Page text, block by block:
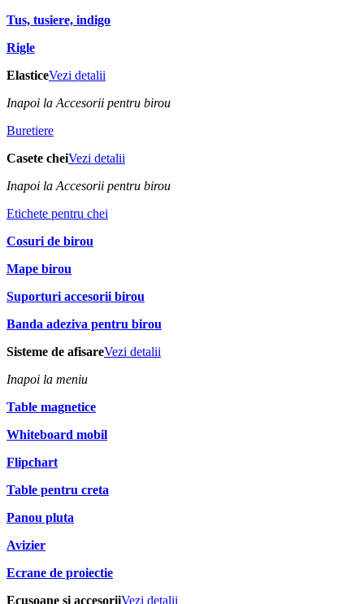
Tus, tusiere, indigo
Rigle
ElasticeVezi detalii
Inapoi la Accesorii pentru birou
Buretiere
Casete cheiVezi detalii
Inapoi la Accesorii pentru birou
Etichete pentru chei
Cosuri de birou
Mape birou
Suporturi accesorii birou
Banda adeziva pentru birou
Sisteme de afisareVezi detalii
Inapoi la meniu
Table magnetice
Whiteboard mobil
Flipchart
Table pentru creta
Panou pluta
Avizier
Ecrane de proiectie
Ecusoane si accesoriiVezi detalii